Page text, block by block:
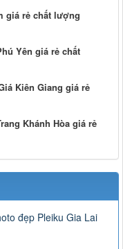
giá rẻ chất lượng
Yên giá rẻ chất
Kiên Giang giá rẻ
Khánh Hòa giá rẻ
đẹp Pleiku Gia Lai